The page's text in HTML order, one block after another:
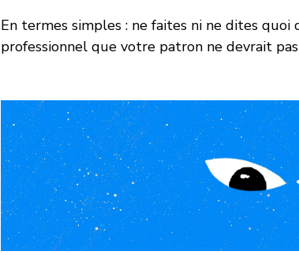
En termes simples : ne faites ni ne dites
professionnel que votre patron ne devrait